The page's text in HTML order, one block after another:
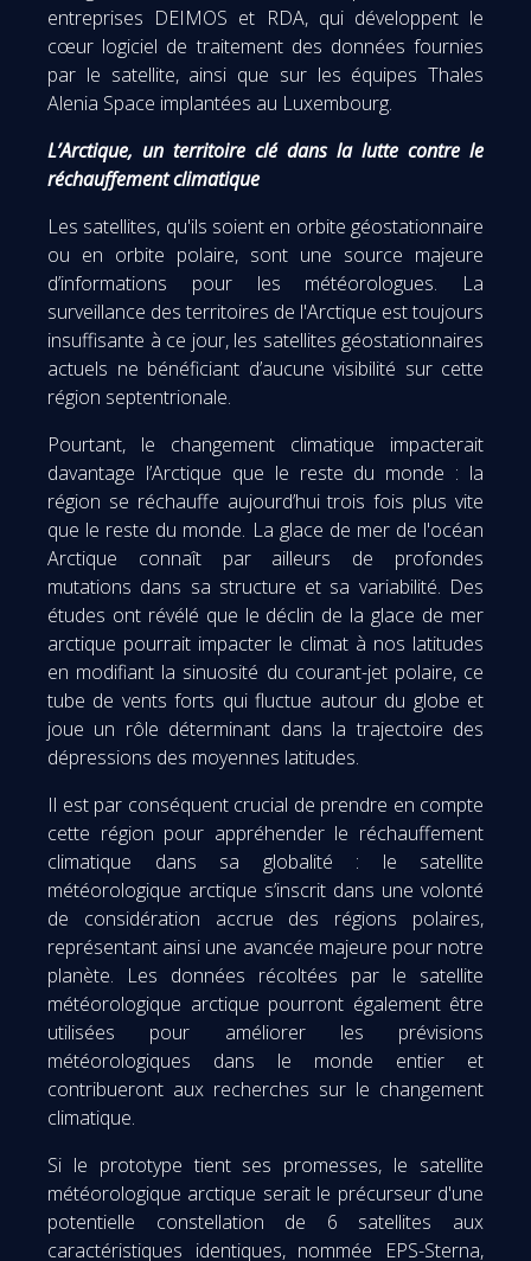
entreprises DEIMOS et RDA, qui développent le
cœur logiciel de traitement des données fournies
par le satellite, ainsi que sur les équipes Thales
Alenia Space implantées au Luxembourg.
L’Arctique, un territoire clé dans la lutte contre le
réchauffement climatique
Les satellites, qu'ils soient en orbite géostationnaire
ou en orbite polaire, sont une source majeure
d’informations pour les météorologues. La
surveillance des territoires de l'Arctique est toujours
insuffisante à ce jour, les satellites géostationnaires
actuels ne bénéficiant d’aucune visibilité sur cette
région septentrionale.
Pourtant, le changement climatique impacterait
davantage l’Arctique que le reste du monde : la
région se réchauffe aujourd’hui trois fois plus vite
que le reste du monde. La glace de mer de l'océan
Arctique connaît par ailleurs de profondes
mutations dans sa structure et sa variabilité. Des
études ont révélé que le déclin de la glace de mer
arctique pourrait impacter le climat à nos latitudes
en modifiant la sinuosité du courant-jet polaire, ce
tube de vents forts qui fluctue autour du globe et
joue un rôle déterminant dans la trajectoire des
dépressions des moyennes latitudes.
Il est par conséquent crucial de prendre en compte
cette région pour appréhender le réchauffement
climatique dans sa globalité : le satellite
météorologique arctique s’inscrit dans une volonté
de considération accrue des régions polaires,
représentant ainsi une avancée majeure pour notre
planète. Les données récoltées par le satellite
météorologique arctique pourront également être
utilisées pour améliorer les prévisions
météorologiques dans le monde entier et
contribueront aux recherches sur le changement
climatique.
Si le prototype tient ses promesses, le satellite
météorologique arctique serait le précurseur d'une
potentielle constellation de 6 satellites aux
caractéristiques identiques, nommée EPS-Sterna,